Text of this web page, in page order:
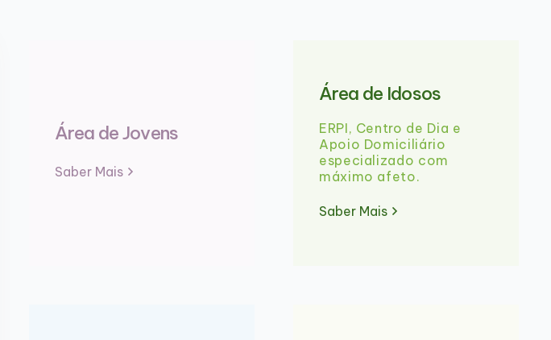
Área de Jovens
Saber Mais
Área de Idosos
ERPI, Centro de Dia e
Apoio Domiciliário
especializado com
máximo afeto.
Saber Mais